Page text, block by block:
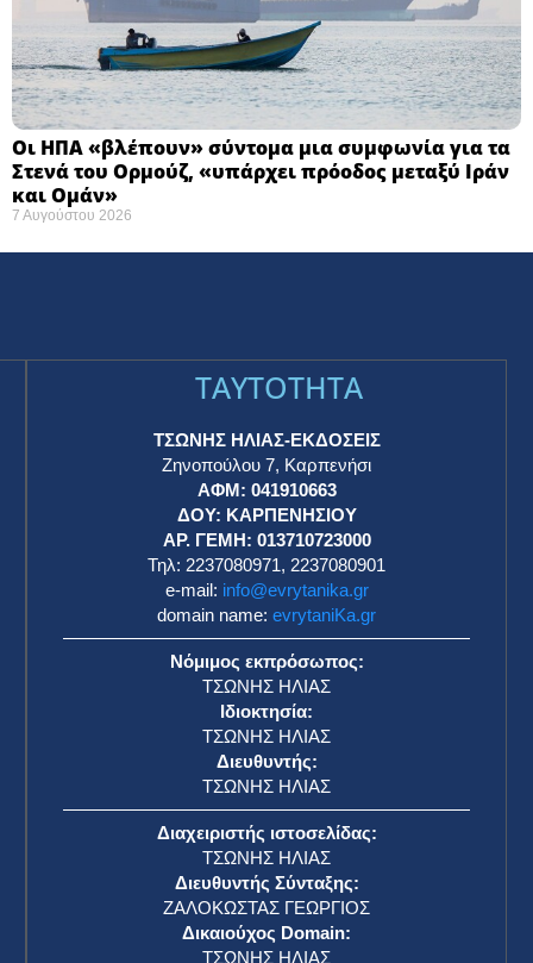
Οι ΗΠΑ «βλέπουν» σύντομα μια συμφωνία για τα
Στενά του Ορμούζ, «υπάρχει πρόοδος μεταξύ Ιράν
και Ομάν»
7 Αυγούστου 2026
TAYTOTHTA
ΤΣΩΝΗΣ ΗΛΙΑΣ-ΕΚΔΟΣΕΙΣ
Ζηνοπούλου 7, Καρπενήσι
ΑΦΜ: 041910663
ΔΟΥ: ΚΑΡΠΕΝΗΣΙΟΥ
ΑΡ. ΓΕΜΗ: 013710723000
Τηλ: 2237080971, 2237080901
e-mail: info@evrytanika.gr
domain name: evrytaniKa.gr
Νόμιμος εκπρόσωπος:
ΤΣΩΝΗΣ ΗΛΙΑΣ
Ιδιοκτησία:
ΤΣΩΝΗΣ ΗΛΙΑΣ
Διευθυντής:
ΤΣΩΝΗΣ ΗΛΙΑΣ
Διαχειριστής ιστοσελίδας:
ΤΣΩΝΗΣ ΗΛΙΑΣ
Διευθυντής Σύνταξης:
ΖΑΛΟΚΩΣΤΑΣ ΓΕΩΡΓΙΟΣ
Δικαιούχος Domain:
ΤΣΩΝΗΣ ΗΛΙΑΣ